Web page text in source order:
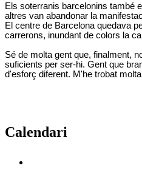
Els soterranis barcelonins també
altres van abandonar la
El centre de Barcelona quedava
carrerons, inundant de colors la
Sé de molta gent que, finalment,
suficients per ser-hi. Gent que
d'esforç diferent. M'he trobat
Calendari